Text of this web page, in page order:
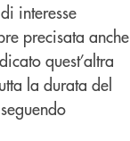
interesse
precisata anche
quest’altra
la durata del